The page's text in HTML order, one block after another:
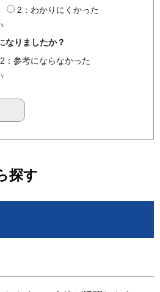
2：わかりにくかった
なりましたか？
2：参考にならなかった
探す